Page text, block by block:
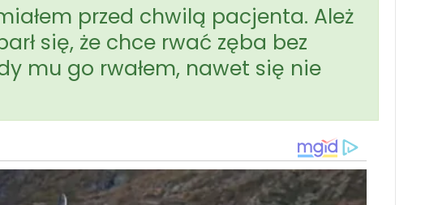
przed chwilą pacjenta. Ależ
się, że chce rwać zęba bez
mu go rwałem, nawet się nie